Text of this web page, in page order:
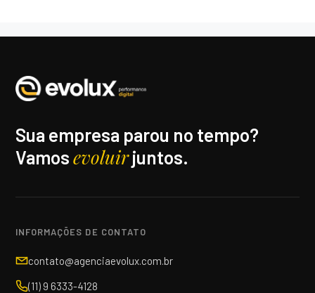
Sua empresa parou no tempo?
Vamosevoluirjuntos.
INFORMAÇÕES DE CONTATO
contato@agenciaevolux.com.br
(11) 9 6333-4128